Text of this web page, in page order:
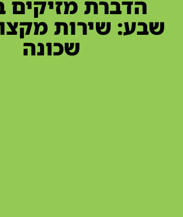
הדברת מזיקים
שבע: שירות
שכונה